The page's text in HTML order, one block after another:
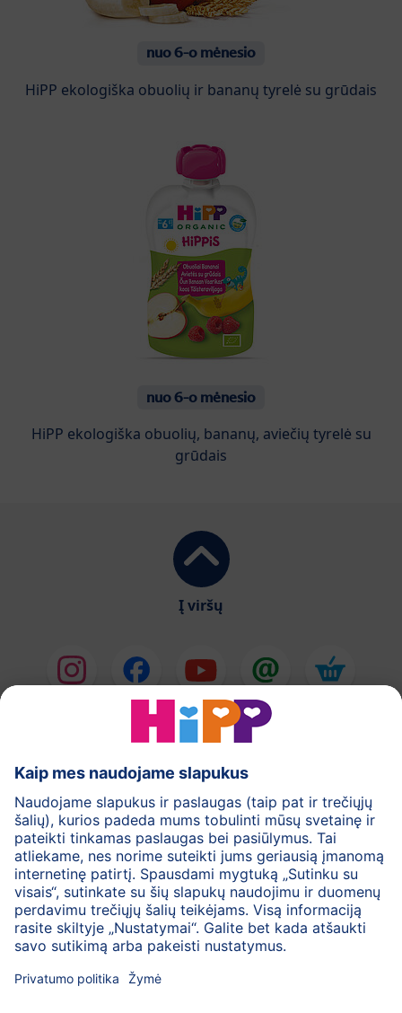
nuo 6-o mėnesio
HiPP ekologiška obuolių ir bananų tyrelė su grūdais
nuo 6-o mėnesio
HiPP ekologiška obuolių, bananų, aviečių tyrelė su
grūdais
Į viršų
HiPP Pieno mišiniai
HiPP Kūdikių maistas
Odos priežiūra
Nėštumas
Privatumo politika
Bendrosios svetainės naudojimo taisyklės
Rekvizitai
Apie HiPP Kontaktai